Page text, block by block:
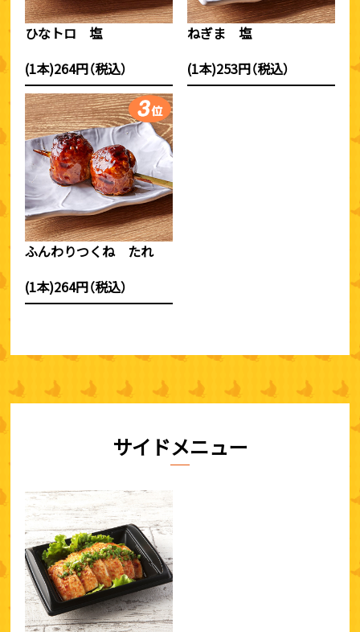
ひなトロ 塩
(1本)264円（税込）
ねぎま 塩
(1本)253円（税込）
ふんわりつくね たれ
(1本)264円（税込）
サイドメニュー